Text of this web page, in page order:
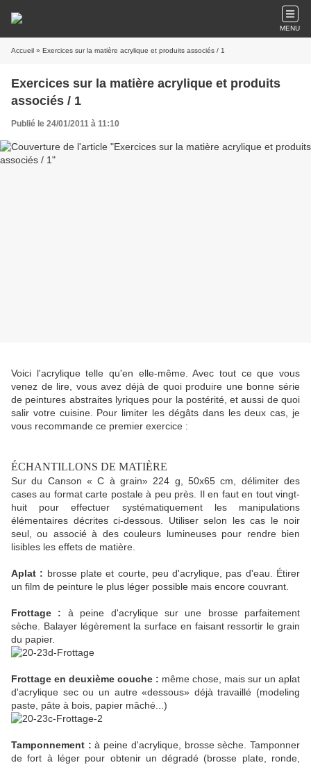
MENU
Accueil » Exercices sur la matière acrylique et produits associés / 1
Exercices sur la matière acrylique et produits
associés / 1
Publié le 24/01/2011 à 11:10
Voici l'acrylique telle qu'en elle-même. Avec tout ce que vous
venez de lire, vous avez déjà de quoi produire une bonne série
de peintures abstraites lyriques pour la postérité, et aussi de quoi
salir votre cuisine. Pour limiter les dégâts dans les deux cas, je
vous recommande ce premier exercice :
ÉCHANTILLONS DE MATIÈRE
Sur du Canson « C à grain» 224 g, 50x65 cm, délimiter des
cases au format carte postale à peu près. Il en faut en tout vingt-
huit pour effectuer systématiquement les manipulations
élémentaires décrites ci-dessous. Utiliser selon les cas le noir
seul, ou associé à des couleurs lumineuses pour rendre bien
lisibles les effets de matière.
Aplat : brosse plate et courte, peu d'acrylique, pas d'eau. Étirer
un film de peinture le plus léger possible mais encore couvrant.
Frottage : à peine d'acrylique sur une brosse parfaitement
sèche. Balayer légèrement la surface en faisant ressortir le grain
du papier.
Frottage en deuxième couche : même chose, mais sur un aplat
d'acrylique sec ou un autre «dessous» déjà travaillé (modeling
paste, pâte à bois, papier mâché...)
Tamponnement :à peine d'acrylique, brosse sèche. Tamponner
de fort à léger pour obtenir un dégradé (brosse plate, ronde,